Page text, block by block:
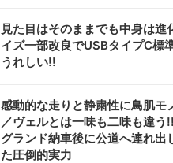
見た目はそのままでも中身は進
イズ一部改良でUSBタイプC標
うれしい!!
感動的な走りと静粛性に鳥肌
／ヴェルとは一味も二味も違
グランド納車後に公道へ連れ出
た圧倒的実力